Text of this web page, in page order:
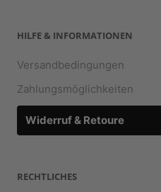
HILFE & INFORMATIONEN
Versandbedingungen
Zahlungsmöglichkeiten
Widerruf & Retoure
RECHTLICHES